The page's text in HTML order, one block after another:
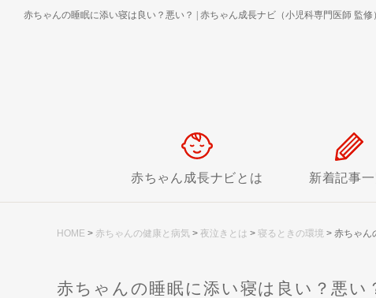
赤ちゃんの睡眠に添い寝は良い？悪い？ 赤ちゃん成長ナビ（小児科専門医師 監修）
赤ちゃん成長ナビとは 新着記事
HOME > 赤ちゃんの健康と病気 > 夜泣きとは > 寝るときの環境 > 赤ちゃん
赤ちゃんの睡眠に添い寝は良い？悪い